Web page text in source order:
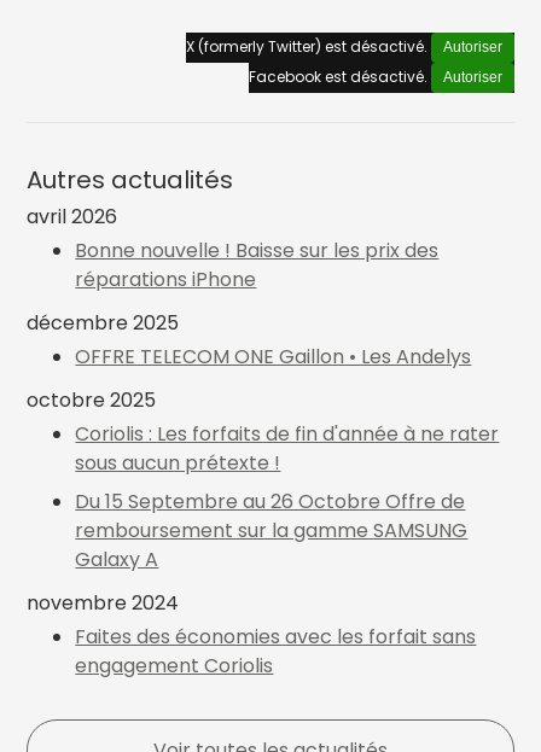
X (formerly Twitter) est désactivé. Autoriser
Facebook est désactivé. Autoriser
Autres actualités
avril 2026
Bonne nouvelle ! Baisse sur les prix des
réparations iPhone
décembre 2025
OFFRE TELECOM ONE Gaillon • Les Andelys
octobre 2025
Coriolis : Les forfaits de fin d'année à ne rater
sous aucun prétexte !
Du 15 Septembre au 26 Octobre Offre de
remboursement sur la gamme SAMSUNG
Galaxy A
novembre 2024
Faites des économies avec les forfait sans
engagement Coriolis